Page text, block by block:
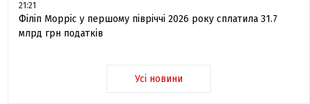
21:21
Філіп Морріс у першому півріччі 2026 року сплатила 31.7
млрд грн податків
Усі новини